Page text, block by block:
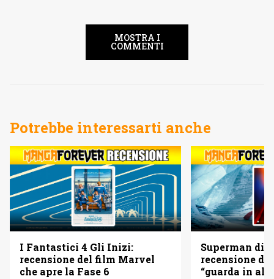
MOSTRA I
COMMENTI
Potrebbe interessarti anche
I Fantastici 4 Gli Inizi:
recensione del film Marvel
che apre la Fase 6
Superman di
recensione
“guarda in